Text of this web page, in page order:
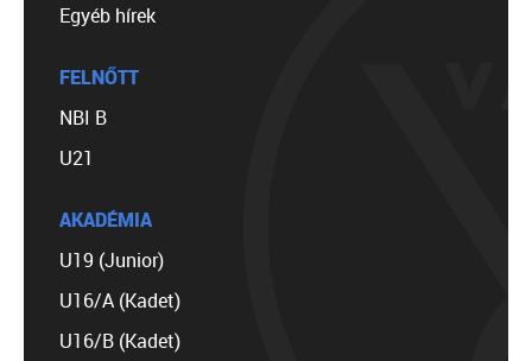
Egyéb hírek
FELNŐTT
NBI B
U21
AKADÉMIA
U19 (Junior)
U16/A (Kadet)
U16/B (Kadet)